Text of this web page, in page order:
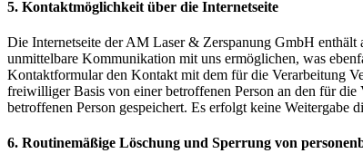
5. Kontaktmöglichkeit über die Internetseite
Die Internetseite der AM Laser & Zerspanung GmbH enthält
unmittelbare Kommunikation mit uns ermöglichen, was
Kontaktformular den Kontakt mit dem für die Verarbeitung
freiwilliger Basis von einer betroffenen Person an den für
betroffenen Person gespeichert. Es erfolgt keine Weitergabe
6. Routinemäßige Löschung und Sperrung von